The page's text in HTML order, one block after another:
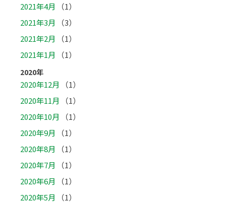
2021年4月
（1）
2021年3月
（3）
2021年2月
（1）
2021年1月
（1）
2020年
2020年12月
（1）
2020年11月
（1）
2020年10月
（1）
2020年9月
（1）
2020年8月
（1）
2020年7月
（1）
2020年6月
（1）
2020年5月
（1）